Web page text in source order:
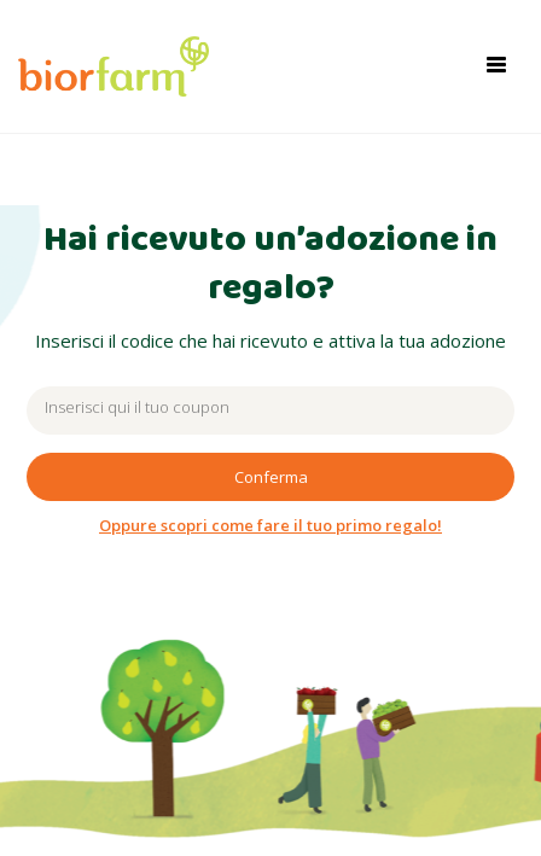
Hai ricevuto un’adozione in
regalo?
Inserisci il codice che hai ricevuto e attiva la tua adozione
Conferma
Oppure scopri come fare il tuo primo regalo!